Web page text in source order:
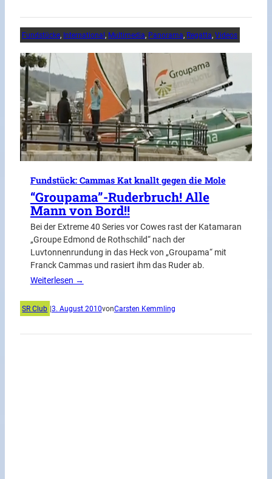
Fundstücke, International, Multimedia, Panorama, Regatta, Videos
Fundstück: Cammas Kat knallt gegen die Mole
“Groupama”-Ruderbruch! Alle
Mann von Bord!!
Bei der Extreme 40 Series vor Cowes rast der Katamaran
„Groupe Edmond de Rothschild“ nach der
Luvtonnenrundung in das Heck von „Groupama“ mit
Franck Cammas und rasiert ihm das Ruder ab.
Weiterlesen →
SR Club |3. August 2010vonCarsten Kemmling